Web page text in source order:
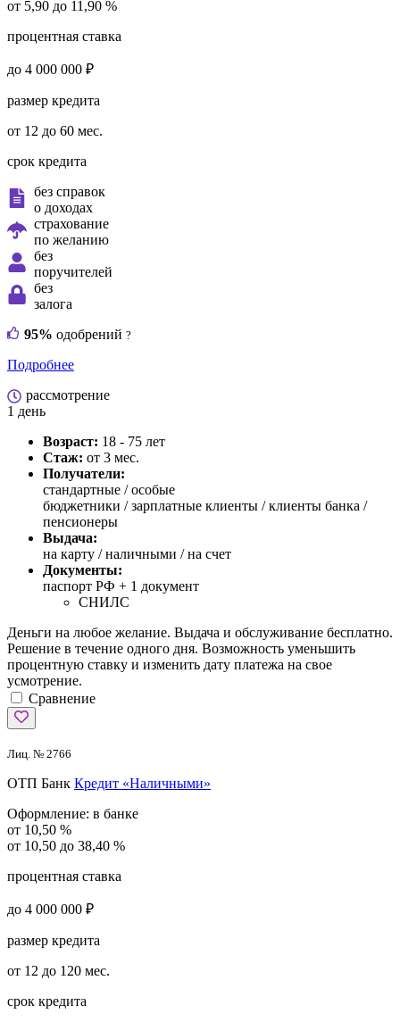
от 5,90 до 11,90 %
процентная ставка
до 4 000 000 ₽
размер кредита
от 12 до 60 мес.
срок кредита
без справок
о доходах
страхование
по желанию
без
поручителей
без
залога
95% одобрений ?
Подробнее
рассмотрение
1 день
Возраст: 18 - 75 лет
Стаж: от 3 мес.
Получатели:
стандартные /особые
бюджетники / зарплатные клиенты / клиенты банка /
пенсионеры
Выдача:
на карту / наличными / на счет
Документы:
паспорт РФ + 1 документ
СНИЛС
Деньги на любое желание. Выдача и обслуживание бесплатно.
Решение в течение одного дня. Возможность уменьшить
процентную ставку и изменить дату платежа на свое
усмотрение.
Сравнение
Лиц. № 2766
ОТП Банк Кредит «Наличными»
Оформление: в банке
от 10,50 %
от 10,50 до 38,40 %
процентная ставка
до 4 000 000 ₽
размер кредита
от 12 до 120 мес.
срок кредита